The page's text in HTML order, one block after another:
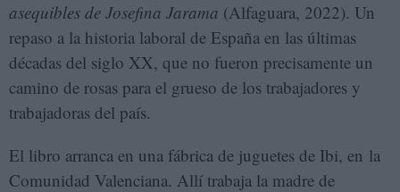
asequibles de Josefina Jarama (Alfaguara, 2022). Un
repaso a la historia laboral de España en las últimas
décadas del siglo XX, que no fueron precisamente un
camino de rosas para el grueso de los trabajadores y
trabajadoras del país.
El libro arranca en una fábrica de juguetes de Ibi, en la
Comunidad Valenciana. Allí trabaja la madre de